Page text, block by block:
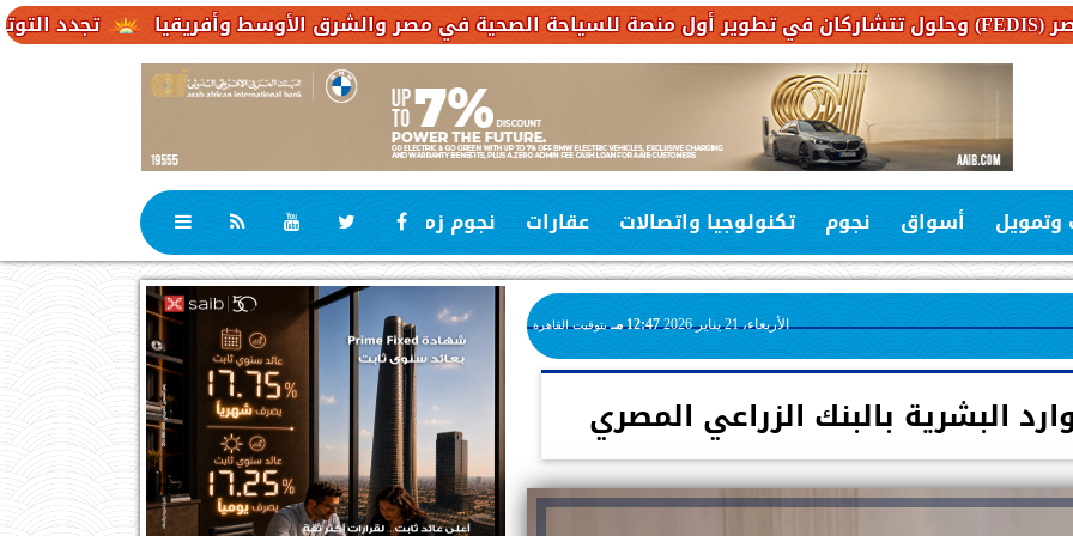
تجدد التوترات يخفض صادرات النفط
وتمويل أسواق نجوم تكنولوجيا واتصالات عقارات نجوم زمان رياضة
الأربعاء، 21 يناير 2026 12:47 مـ بتوقيت القاهرة
البشرية بالبنك الزراعي المصري